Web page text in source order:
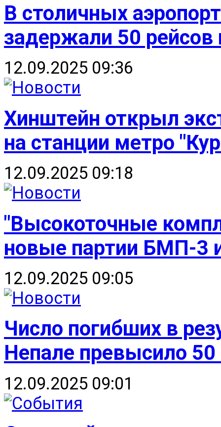
В столичных
задержали 50
12.09.2025 09:36
Хинштейн открыл
на станции метро
12.09.2025 09:18
"Высокоточные
новые партии БМП-3
12.09.2025 09:05
Число погибших в
Непале превысило
12.09.2025 09:01